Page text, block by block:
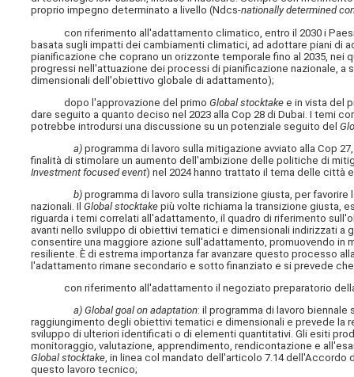
proprio impegno determinato a livello (Ndcs-nationally determined
con riferimento all'adattamento climatico, entro il 2030 i Paesi
basata sugli impatti dei cambiamenti climatici, ad adottare piani di
pianificazione che coprano un orizzonte temporale fino al 2035,
progressi nell'attuazione dei processi di pianificazione nazionale,
dimensionali dell'obiettivo globale di adattamento);
dopo l'approvazione del primoGlobal stocktake e in vista del
dare seguito a quanto deciso nel 2023 alla Cop 28 di Dubai. I temi
potrebbe introdursi una discussione su un potenziale seguito del
a) programma di lavoro sulla mitigazione avviato alla Cop
finalità di stimolare un aumento dell'ambizione delle politiche di
Investment focused event) nel 2024 hanno trattato il tema delle città
b) programma di lavoro sulla transizione giusta, per
nazionali. IlGlobal stocktake più volte richiama la transizione giusta,
riguarda i temi correlati all'adattamento, il quadro di riferimento
avanti nello sviluppo di obiettivi tematici e dimensionali indirizzati
consentire una maggiore azione sull'adattamento, promuovendo
resiliente. È di estrema importanza far avanzare questo processo
l'adattamento rimane secondario e sotto finanziato e si prevede
con riferimento all'adattamento il negoziato preparatorio della
a) Global goal on adaptation: il programma di lavoro
raggiungimento degli obiettivi tematici e dimensionali e prevede la
sviluppo di ulteriori identificati o di elementi quantitativi. Gli esiti
monitoraggio, valutazione, apprendimento, rendicontazione e
Global stocktake, in linea col mandato dell'articolo 7.14 dell'Accordo
questo lavoro tecnico;